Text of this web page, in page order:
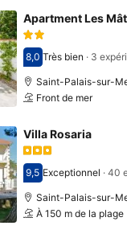
Apartment Les
Avec une note de 8,0
8,0 Très bien · 3
Saint-Palais-sur-
Front de mer
Villa Rosaria
Avec une note de 9,5
9,5 Exceptionnel · 40
Saint-Palais-sur-
À 150 m de la plage